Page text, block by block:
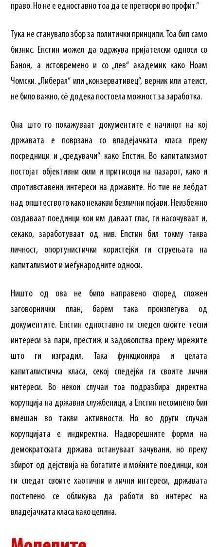
право. Но не е едноставно тоа да се претвори во профит.“
Тука не станувало збор за политички принципи. Тоа бил само
бизнис. Епстин можел да одржува пријателски односи со
Банон, а истовремено и со „лев“ академик како Ноам
Чомски. „Либерал“ или „конзервативец“, верник или атеист,
не било важно, сѐ додека постоела можност за заработка.
Она што го покажуваат документите е начинот на кој
државата е поврзана со владејачката класа преку
посредници и „средувачи“ како Епстин. Во капитализмот
постојат објективни сили и притисоци на пазарот, како и
спротивставени интереси на државите. Но тие не лебдат
над општеството како некакви безлични појави. Неизбежно
создаваат поединци кои им даваат глас, ги насочуваат и,
секако, заработуваат од нив. Епстин бил токму таква
личност, опортунистички користејќи ги струењата на
капитализмот и меѓународните односи.
Ништо од ова не било направено според сложен
заговорнички план, барем така произлегува од
документите. Епстин едноставно ги следел своите тесни
интереси за пари, престиж и задоволства преку мрежите
што ги изградил. Така функционира и целата
капиталистичка класа, секој следејќи ги своите лични
интереси. Во некои случаи тоа подразбира директна
корупција на државни службеници, а Епстин несомнено бил
вмешан во такви активности. Но во други случаи
корупцијата е индиректна. Надворешните форми на
демократската држава остануваат зачувани, но преку
збирот од дејствија на богатите и моќните поединци, кои
ги следат своите хаотични и лични интереси, државата
постепено се обликува да работи во интерес на
владејачката класа како целина.